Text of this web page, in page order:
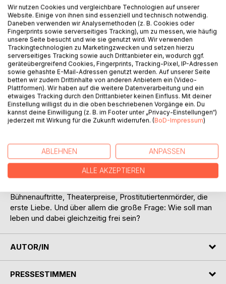
Titel bewerten
BESCHREIBUNG
Wenn ich die Augen schließe, sehe ich Typen mit wilden
Dreadlocks feiern, ich sehe die Bühne, spüre den Applaus
versunken dasitze und mich meinen Geschichten hingebe.
Ein Theaterstudium in der niedersächsichen Pampa. Was
als Flucht vor der eigenen Lebenstristesse geplant ist, wird
Bühnenauftritte, Theaterpreise, Prostitutiertenmörder, die
erste Liebe. Und über allem die große Frage: Wie soll man
leben und dabei gleichzeitig frei sein?
AUTOR/IN
PRESSESTIMMEN
Wir nutzen Cookies und vergleichbare Technologien auf unserer
Website. Einige von ihnen sind essenziell und technisch notwendig.
Daneben verwenden wir Analysemethoden (z. B. Cookies oder
Fingerprints sowie serverseitiges Tracking), um zu messen, wie häufig
unsere Seite besucht und wie sie genutzt wird. Wir verwenden
Trackingtechnologien zu Marketingzwecken und setzen hierzu
serverseitiges Tracking sowie auch Drittanbieter ein, wodurch ggf.
geräteübergreifend Cookies, Fingerprints, Tracking-Pixel, IP-Adressen
sowie gehashte E-Mail-Adressen genutzt werden. Auf unserer Seite
betten wir zudem Drittinhalte von anderen Anbietern ein (Video-
Plattformen). Wir haben auf die weitere Datenverarbeitung und ein
etwaiges Tracking durch den Drittanbieter keinen Einfluss. Mit deiner
Einstellung willigst du in die oben beschriebenen Vorgänge ein. Du
kannst deine Einwilligung (z. B. im Footer unter „Privacy-Einstellungen“)
jederzeit mit Wirkung für die Zukunft widerrufen. (BoD-Impressum)
ABLEHNEN ANPASSEN
ALLE AKZEPTIEREN